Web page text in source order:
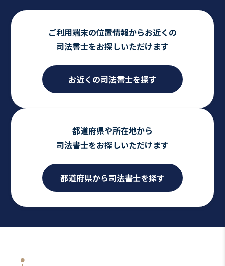
ご利用端末の位置情報からお近くの
司法書士をお探しいただけます
お近くの司法書士を探す
都道府県や所在地から
司法書士をお探しいただけます
都道府県から司法書士を探す